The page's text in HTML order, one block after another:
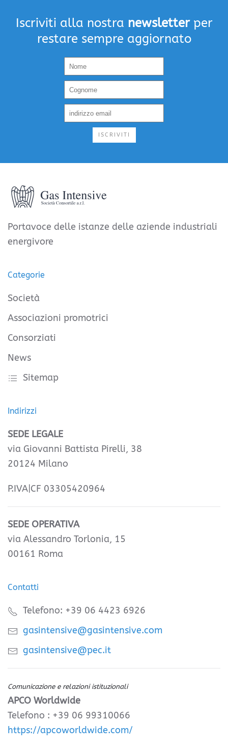
Iscriviti alla nostra newsletterper
restare sempre aggiornato
ISCRIVITI
Portavoce delle istanze delle aziende industriali
energivore
Categorie
Società
Associazioni promotrici
Consorziati
News
Sitemap
Indirizzi
SEDE LEGALE
via Giovanni Battista Pirelli, 38
20124 Milano
P.IVA|CF 03305420964
SEDE OPERATIVA
via Alessandro Torlonia, 15
00161 Roma
Contatti
Telefono: +39 06 4423 6926
gasintensive@gasintensive.com
gasintensive@pec.it
Comunicazione e relazioni istituzionali
APCO Worldwide
Telefono : +39 06 99310066
https://apcoworldwide.com/